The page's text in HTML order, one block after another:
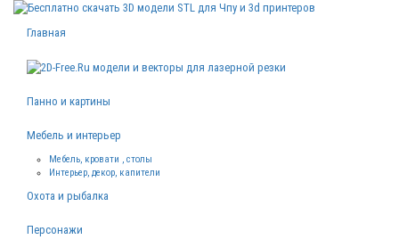
Главная
Панно и картины
Мебель и интерьер
Мебель, кровати , столы
Интерьер, декор, капители
Охота и рыбалка
Персонажи